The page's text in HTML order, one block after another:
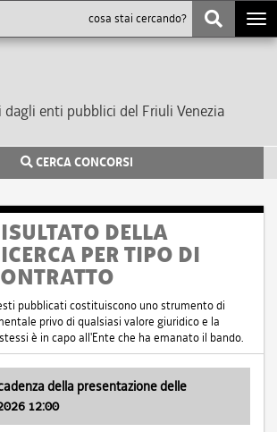
enti pubblici del Friuli Venezia
CERCA CONCORSI
DELLA
PER TIPO DI
pubblicati costituiscono uno strumento di
privo di qualsiasi valore giuridico e la
è in capo all'Ente che ha emanato il bando.
della presentazione delle
12:00